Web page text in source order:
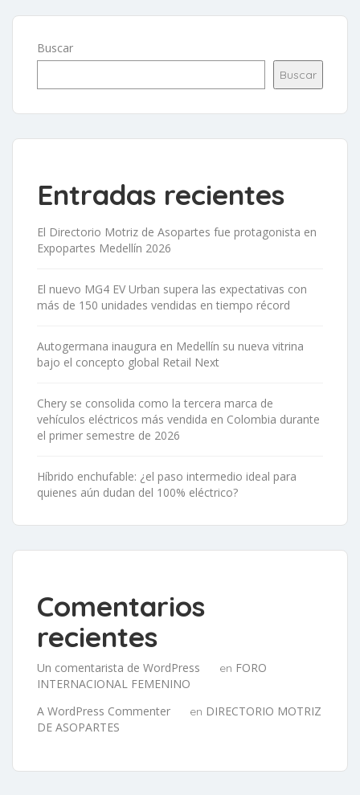
Buscar
Buscar
Entradas recientes
El Directorio Motriz de Asopartes fue protagonista en
Expopartes Medellín 2026
El nuevo MG4 EV Urban supera las expectativas con
más de 150 unidades vendidas en tiempo récord
Autogermana inaugura en Medellín su nueva vitrina
bajo el concepto global Retail Next
Chery se consolida como la tercera marca de
vehículos eléctricos más vendida en Colombia durante
el primer semestre de 2026
Híbrido enchufable: ¿el paso intermedio ideal para
quienes aún dudan del 100% eléctrico?
Comentarios
recientes
Un comentarista de WordPress en FORO
INTERNACIONAL FEMENINO
A WordPress Commenter
en DIRECTORIO MOTRIZ
DE ASOPARTES